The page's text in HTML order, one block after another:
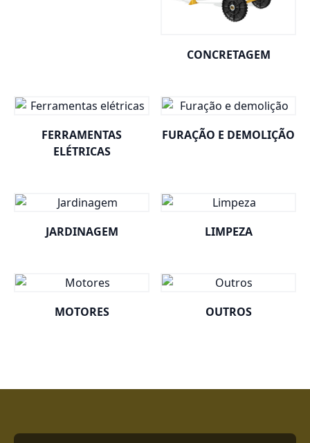
CONCRETAGEM
FERRAMENTAS
ELÉTRICAS
FURAÇÃO E DEMOLIÇÃO
JARDINAGEM LIMPEZA
MOTORES OUTROS